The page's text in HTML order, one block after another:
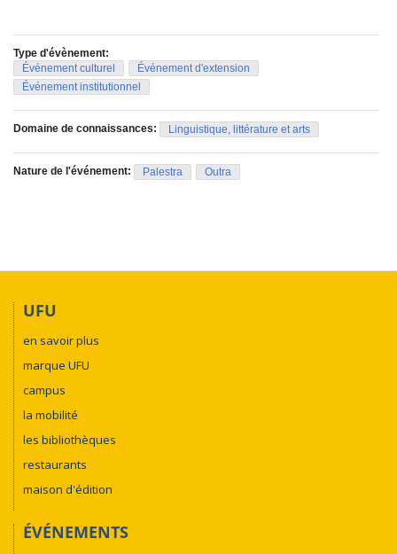
Type d'évènement:
Événement culturel
Événement d'extension
Événement institutionnel
Domaine de connaissances: Linguistique, littérature et arts
Nature de l'événement: Palestra Outra
UFU
en savoir plus
marque UFU
campus
la mobilité
les bibliothèques
restaurants
maison d'édition
ÉVÉNEMENTS